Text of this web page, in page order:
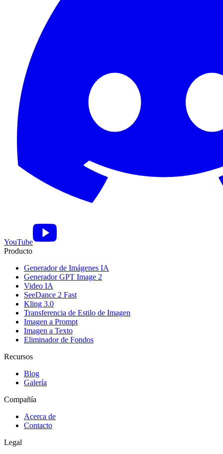
YouTube
Producto
Generador de Imágenes IA
Generador GPT Image 2
Video IA
SeeDance 2 Fast
Kling 3.0
Transferencia de Estilo de Imagen
Imagen a Prompt
Imagen a Texto
Eliminador de Fondos
Recursos
Blog
Galería
Compañía
Acerca de
Contacto
Legal